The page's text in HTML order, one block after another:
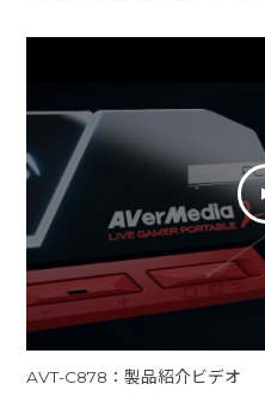
AVT-C878：製品紹介ビデオ